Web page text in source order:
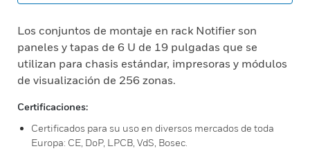
Los conjuntos de montaje en rack Notifier son
paneles y tapas de 6 U de 19 pulgadas que se
utilizan para chasis estándar, impresoras y módulos
de visualización de 256 zonas.
Certificaciones:
Certificados para su uso en diversos mercados de toda
Europa: CE, DoP, LPCB, VdS, Bosec.